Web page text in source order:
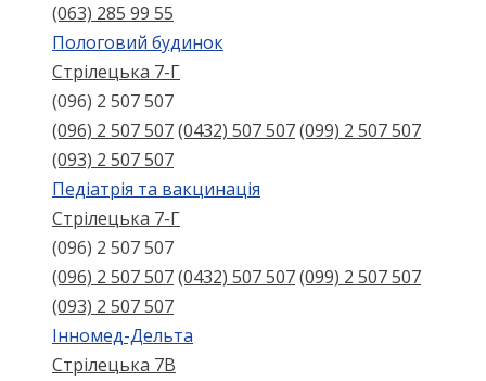
(063) 285 99 55
Пологовий будинок
Стрілецька 7-Г
(096) 2 507 507
(096) 2 507 507(0432) 507 507(099) 2 507 507
(093) 2 507 507
Педіатрія та вакцинація
Стрілецька 7-Г
(096) 2 507 507
(096) 2 507 507(0432) 507 507(099) 2 507 507
(093) 2 507 507
Інномед-Дельта
Стрілецька 7В